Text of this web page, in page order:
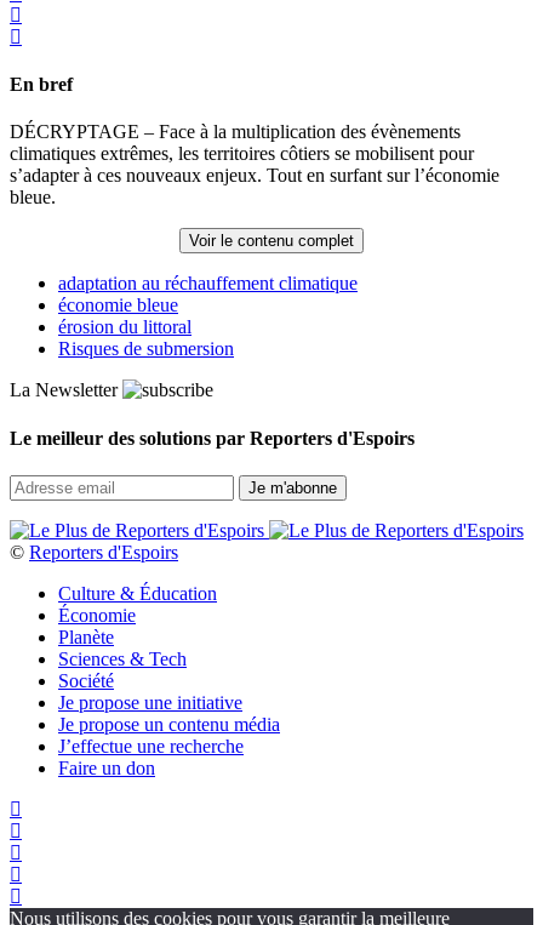
En bref
DÉCRYPTAGE – Face à la multiplication des évènements
climatiques extrêmes, les territoires côtiers se mobilisent pour
s’adapter à ces nouveaux enjeux. Tout en surfant sur l’économie
bleue.
Voir le contenu complet
adaptation au réchauffement climatique
économie bleue
érosion du littoral
Risques de submersion
La Newsletter
Le meilleur des solutions par Reporters d'Espoirs
© Reporters d'Espoirs
Culture & Éducation
Économie
Planète
Sciences & Tech
Société
Je propose une initiative
Je propose un contenu média
J’effectue une recherche
Faire un don
Nous utilisons des cookies pour vous garantir la meilleure